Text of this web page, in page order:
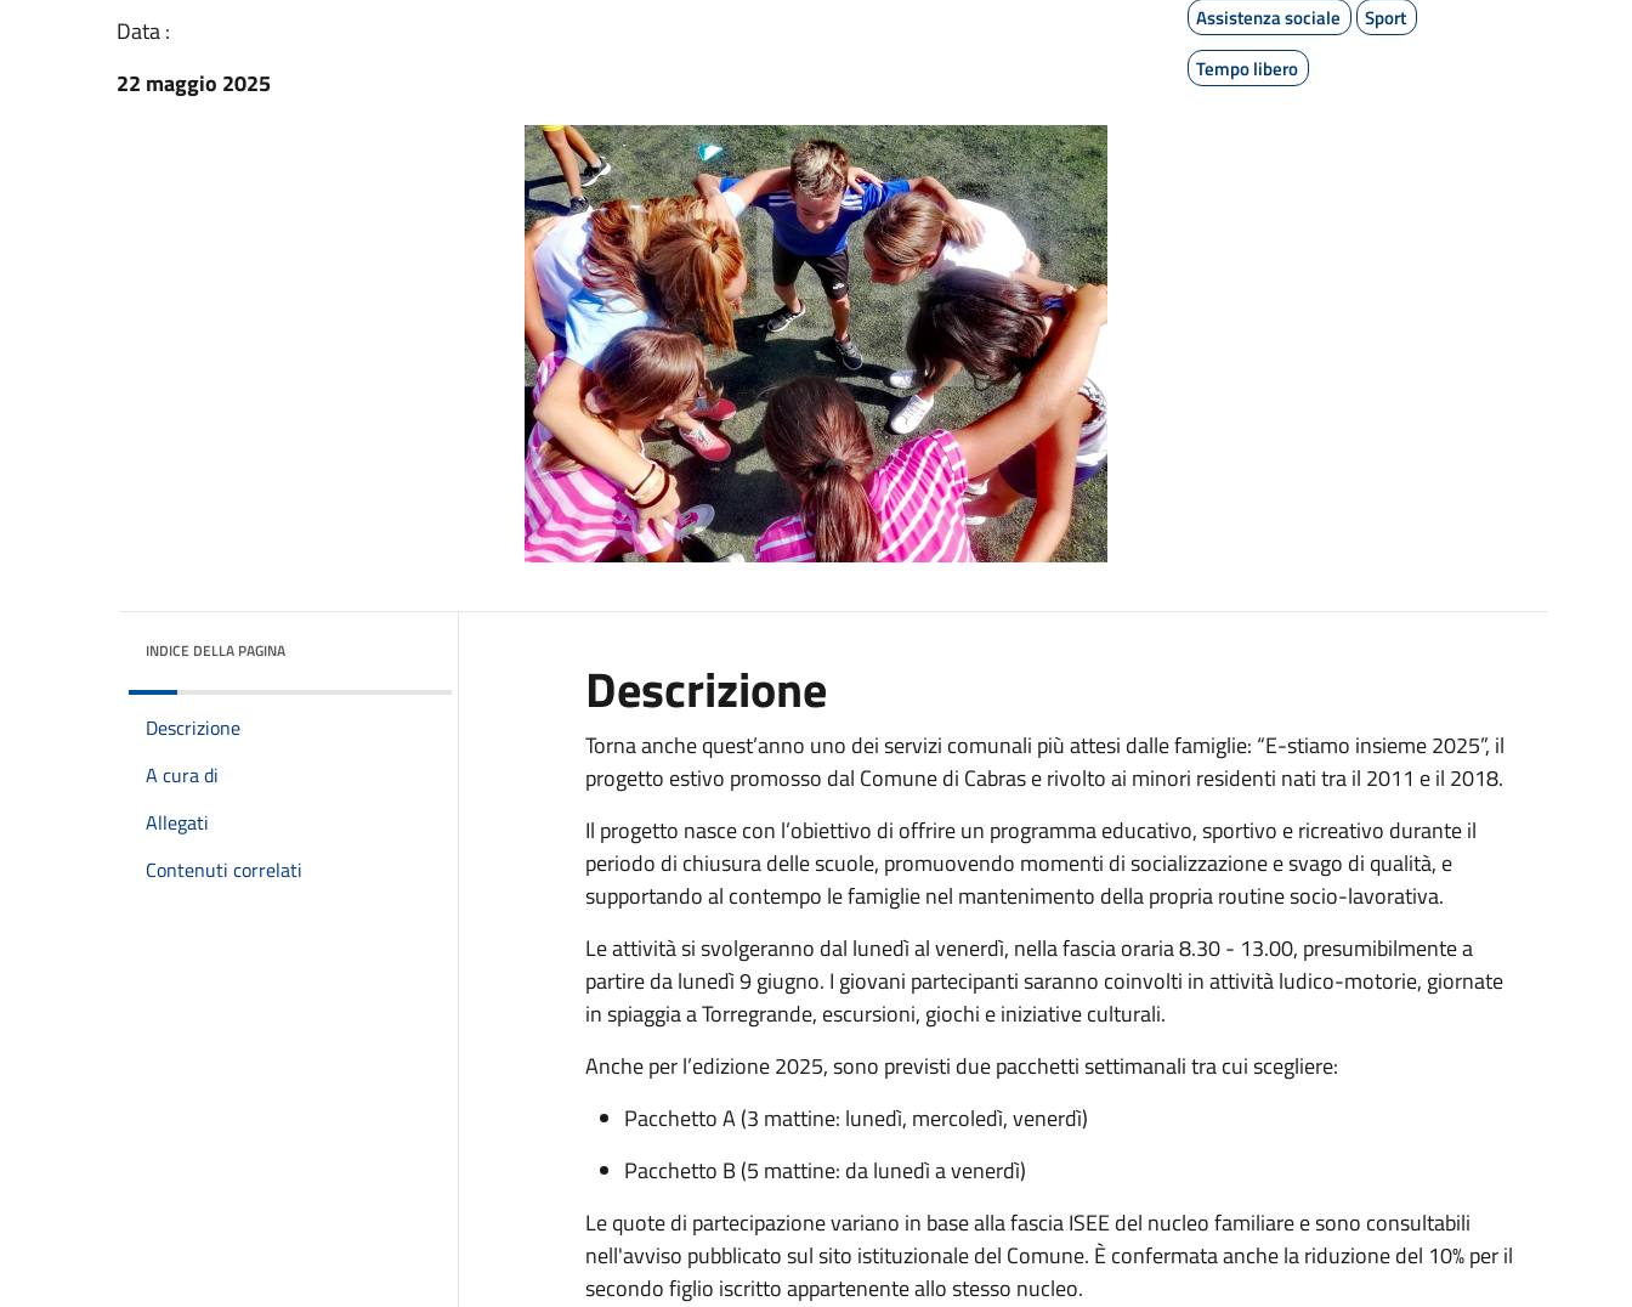
Data :
22 maggio 2025
Assistenza sociale
Sport
Tempo libero
INDICE DELLA PAGINA
Descrizione
A cura di
Allegati
Contenuti correlati
Descrizione
Torna anche quest’anno uno dei servizi comunali più attesi dalle famiglie: “E-stiamo insieme 2025”, il
progetto estivo promosso dal Comune di Cabras e rivolto ai minori residenti nati tra il 2011 e il 2018.
Il progetto nasce con l’obiettivo di offrire un programma educativo, sportivo e ricreativo durante il
periodo di chiusura delle scuole, promuovendo momenti di socializzazione e svago di qualità, e
supportando al contempo le famiglie nel mantenimento della propria routine socio-lavorativa.
Le attività si svolgeranno dal lunedì al venerdì, nella fascia oraria 8.30 - 13.00, presumibilmente a
partire da lunedì 9 giugno. I giovani partecipanti saranno coinvolti in attività ludico-motorie, giornate
in spiaggia a Torregrande, escursioni, giochi e iniziative culturali.
Anche per l’edizione 2025, sono previsti due pacchetti settimanali tra cui scegliere:
Pacchetto A (3 mattine: lunedì, mercoledì, venerdì)
Pacchetto B (5 mattine: da lunedì a venerdì)
Le quote di partecipazione variano in base alla fascia ISEE del nucleo familiare e sono consultabili
nell'avviso pubblicato sul sito istituzionale del Comune. È confermata anche la riduzione del 10% per il
secondo figlio iscritto appartenente allo stesso nucleo.